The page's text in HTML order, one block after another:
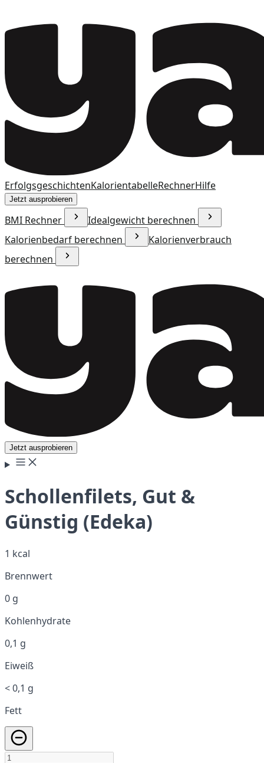
ErfolgsgeschichtenKalorientabelleRechnerHilfe
Jetzt ausprobieren
BMI Rechner
Idealgewicht berechnen
Kalorienbedarf berechnen
Kalorienverbrauch
berechnen
Jetzt ausprobieren
Schollenfilets, Gut &
Günstig (Edeka)
1 kcal
Brennwert
0 g
Kohlenhydrate
0,1 g
Eiweiß
< 0,1 g
Fett